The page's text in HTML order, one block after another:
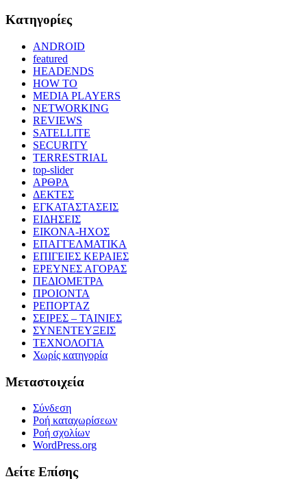
Kατηγορίες
ANDROID
featured
HEADENDS
HOW TO
MEDIA PLAYERS
NETWORKING
REVIEWS
SATELLITE
SECURITY
TERRESTRIAL
top-slider
ΑΡΘΡΑ
ΔΕΚΤΕΣ
ΕΓΚΑΤΑΣΤΑΣΕΙΣ
ΕΙΔΗΣΕΙΣ
ΕΙΚΟΝΑ-ΗΧΟΣ
ΕΠΑΓΓΕΛΜΑΤΙΚΑ
ΕΠΙΓΕΙΕΣ ΚΕΡΑΙΕΣ
ΕΡΕΥΝΕΣ ΑΓΟΡΑΣ
ΠΕΔΙΟΜΕΤΡΑ
ΠΡΟΙΟΝΤΑ
ΡΕΠΟΡΤΑΖ
ΣΕΙΡΕΣ – ΤΑΙΝΙΕΣ
ΣΥΝΕΝΤΕΥΞΕΙΣ
ΤΕΧΝΟΛΟΓΙΑ
Χωρίς κατηγορία
Μεταστοιχεία
Σύνδεση
Ροή καταχωρίσεων
Ροή σχολίων
WordPress.org
Δείτε Επίσης